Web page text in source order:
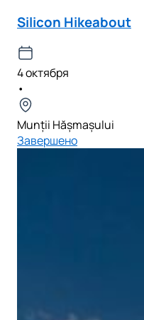
Silicon Hikeabout
4 октября
•
Munții Hășmașului
Завершено